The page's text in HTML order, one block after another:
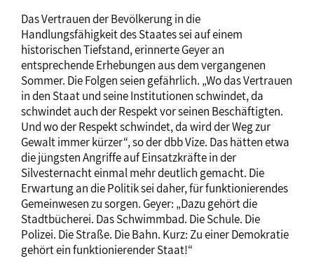
Das Vertrauen der Bevölkerung in die
Handlungsfähigkeit des Staates sei auf einem
historischen Tiefstand, erinnerte Geyer an
entsprechende Erhebungen aus dem vergangenen
Sommer. Die Folgen seien gefährlich. „Wo das Vertrauen
in den Staat und seine Institutionen schwindet, da
schwindet auch der Respekt vor seinen Beschäftigten.
Und wo der Respekt schwindet, da wird der Weg zur
Gewalt immer kürzer“, so der dbb Vize. Das hätten etwa
die jüngsten Angriffe auf Einsatzkräfte in der
Silvesternacht einmal mehr deutlich gemacht. Die
Erwartung an die Politik sei daher, für funktionierendes
Gemeinwesen zu sorgen. Geyer: „Dazu gehört die
Stadtbücherei. Das Schwimmbad. Die Schule. Die
Polizei. Die Straße. Die Bahn. Kurz: Zu einer Demokratie
gehört ein funktionierender Staat!“